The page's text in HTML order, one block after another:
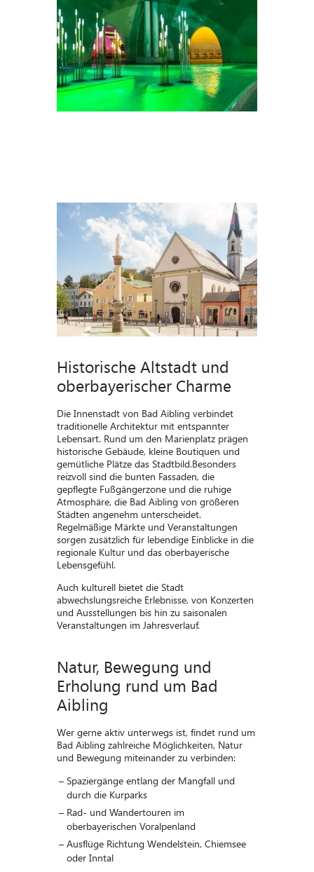
Historische Altstadt und
oberbayerischer Charme
Die Innenstadt von Bad Aibling verbindet
traditionelle Architektur mit entspannter
Lebensart. Rund um den Marienplatz prägen
historische Gebäude, kleine Boutiquen und
gemütliche Plätze das Stadtbild.Besonders
reizvoll sind die bunten Fassaden, die
gepflegte Fußgängerzone und die ruhige
Atmosphäre, die Bad Aibling von größeren
Städten angenehm unterscheidet.
Regelmäßige Märkte und Veranstaltungen
sorgen zusätzlich für lebendige Einblicke in die
regionale Kultur und das oberbayerische
Lebensgefühl.
Auch kulturell bietet die Stadt
abwechslungsreiche Erlebnisse, von Konzerten
und Ausstellungen bis hin zu saisonalen
Veranstaltungen im Jahresverlauf.
Natur, Bewegung und
Erholung rund um Bad
Aibling
Wer gerne aktiv unterwegs ist, findet rund um
Bad Aibling zahlreiche Möglichkeiten, Natur
und Bewegung miteinander zu verbinden:
Spaziergänge entlang der Mangfall und
durch die Kurparks
Rad- und Wandertouren im
oberbayerischen Voralpenland
Ausflüge Richtung Wendelstein, Chiemsee
oder Inntal